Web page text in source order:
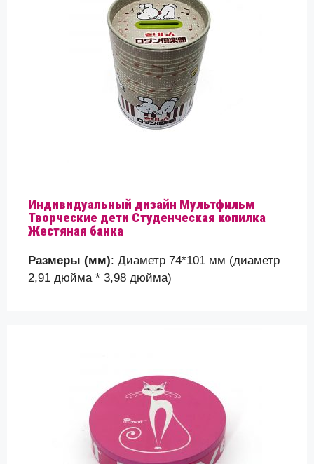
Индивидуальный дизайн Мультфильм
Творческие дети Студенческая копилка
Жестяная банка
Размеры (мм): Диаметр 74*101 мм (диаметр
2,91 дюйма * 3,98 дюйма)
Ваше сообщение (необязательно)
выбравфлаг.